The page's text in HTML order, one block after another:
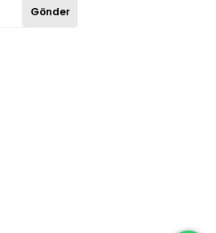
Gönder